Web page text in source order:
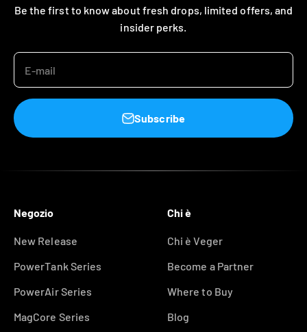
Be the first to know about fresh drops, limited offers, and
insider perks.
E-mail
Subscribe
Negozio
New Release
PowerTank Series
PowerAir Series
MagCore Series
Chi è
Chi è Veger
Become a Partner
Where to Buy
Blog